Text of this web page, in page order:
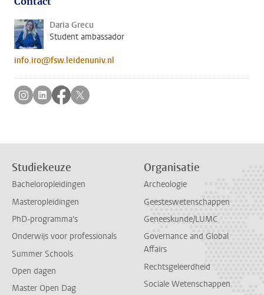
Daria Grecu
Student ambassador
info.iro@fsw.leidenuniv.nl
Volg ons op instagram
Volg ons op linkedin
Volg ons op facebook
Volg ons op twitter
Studiekeuze
Bacheloropleidingen
Masteropleidingen
PhD-programma's
Onderwijs voor professionals
Summer Schools
Open dagen
Master Open Dag
Organisatie
Archeologie
Geesteswetenschappen
Geneeskunde/LUMC
Governance and Global
Affairs
Rechtsgeleerdheid
Sociale Wetenschappen